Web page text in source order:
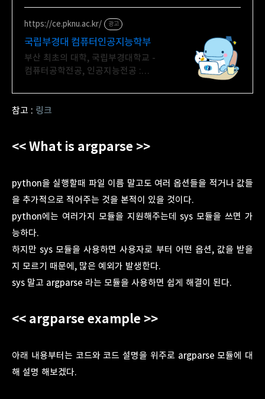
https://ce.pknu.ac.kr/ 광고
국립부경대 컴퓨터인공지능학부
부산 최초의 대학, 국립부경대학교 -
컴퓨터공학전공, 인공지능전공 :
소프트웨어중심대학 187억 선정
참고 : 링크
<< What is argparse >>
python을 실행할때 파일 이름 말고도 여러 옵션들을 적거나 값들
을 추가적으로 적어주는 것을 본적이 있을 것이다.
python에는 여러가지 모듈을 지원해주는데 sys 모듈을 쓰면 가
능하다.
하지만 sys 모듈을 사용하면 사용자로 부터 어떤 옵션, 값을 받을
지 모르기 때문에, 많은 예외가 발생한다.
sys 말고 argparse 라는 모듈을 사용하면 쉽게 해결이 된다.
<< argparse example >>
아래 내용부터는 코드와 코드 설명을 위주로 argparse 모듈에 대
해 설명 해보겠다.